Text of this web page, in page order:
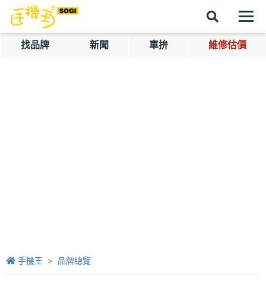
找品牌 新聞 車拚 維修估價
手機王 品牌總覽